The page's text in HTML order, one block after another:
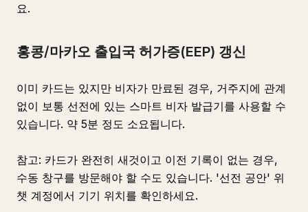
요.
홍콩/마카오 출입국 허가증(EEP) 갱신
이미 카드는 있지만 비자가 만료된 경우, 거주지에 관계
없이 보통 선전에 있는 스마트 비자 발급기를 사용할 수
있습니다. 약 5분 정도 소요됩니다.
참고: 카드가 완전히 새것이고 이전 기록이 없는 경우,
수동 창구를 방문해야 할 수도 있습니다. '선전 공안' 위
챗 계정에서 기기 위치를 확인하세요.